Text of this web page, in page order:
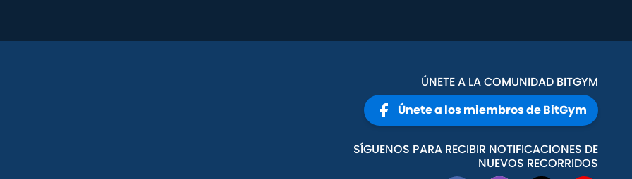
ÚNETE A LA COMUNIDAD BITGYM
Únete a los miembros de BitGym
SÍGUENOS PARA RECIBIR NOTIFICACIONES DE
NUEVOS RECORRIDOS